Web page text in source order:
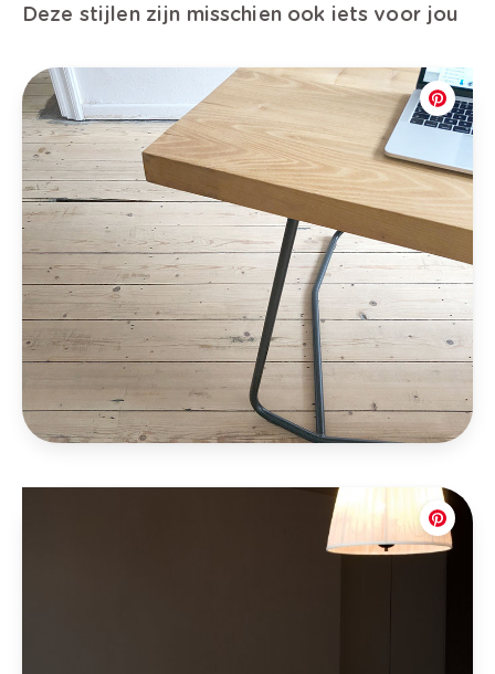
Deze stijlen zijn misschien ook iets voor jou